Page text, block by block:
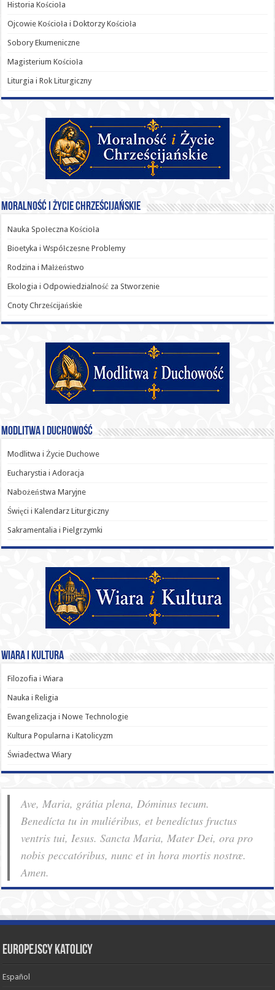
Historia Kościoła
Ojcowie Kościoła i Doktorzy Kościoła
Sobory Ekumeniczne
Magisterium Kościoła
Liturgia i Rok Liturgiczny
Moralność i Życie Chrześcijańskie
Nauka Społeczna Kościoła
Bioetyka i Współczesne Problemy
Rodzina i Małżeństwo
Ekologia i Odpowiedzialność za Stworzenie
Cnoty Chrześcijańskie
Modlitwa i Duchowość
Modlitwa i Życie Duchowe
Eucharystia i Adoracja
Nabożeństwa Maryjne
Święci i Kalendarz Liturgiczny
Sakramentalia i Pielgrzymki
Wiara i Kultura
Filozofia i Wiara
Nauka i Religia
Ewangelizacja i Nowe Technologie
Kultura Popularna i Katolicyzm
Świadectwa Wiary
Ave, Maria, grátia plena, Dóminus tecum.
Benedícta tu in muliéribus, et benedíctus fructus
ventris tui, Iesus. Sancta Maria, Mater Dei, ora pro
nobis pec­ca­tóribus, nunc et in hora mortis nostræ.
Amen.
Europejscy katolicy
Español